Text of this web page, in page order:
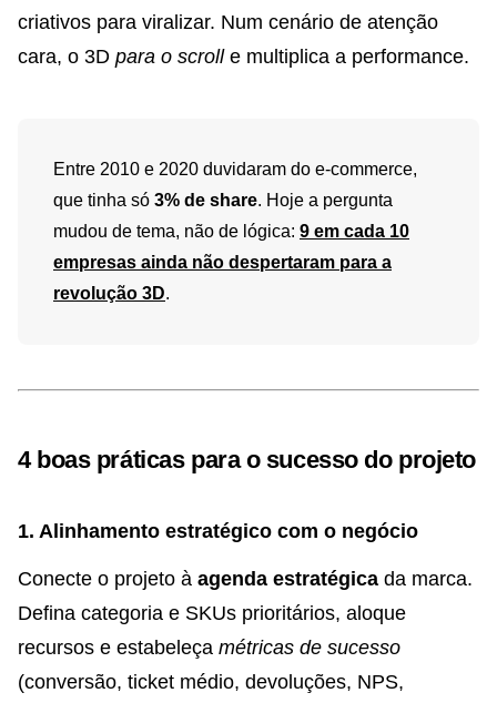
criativos para viralizar. Num cenário de atenção
cara, o 3D para o scrolle multiplica a performance.
Entre 2010 e 2020 duvidaram do e-commerce,
que tinha só 3% de share. Hoje a pergunta
mudou de tema, não de lógica: 9 em cada 10
empresas ainda não despertaram para a
revolução 3D.
4 boas práticas para o sucesso do projeto
1. Alinhamento estratégico com o negócio
Conecte o projeto à agenda estratégica da marca.
Defina categoria e SKUs prioritários, aloque
recursos e estabeleça métricas de sucesso
(conversão, ticket médio, devoluções, NPS,